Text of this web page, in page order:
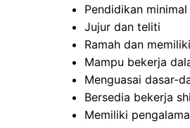
Pendidikan minimal
Jujur dan teliti
Ramah dan
Mampu bekerja
Menguasai dasar-
Bersedia bekerja
Memiliki